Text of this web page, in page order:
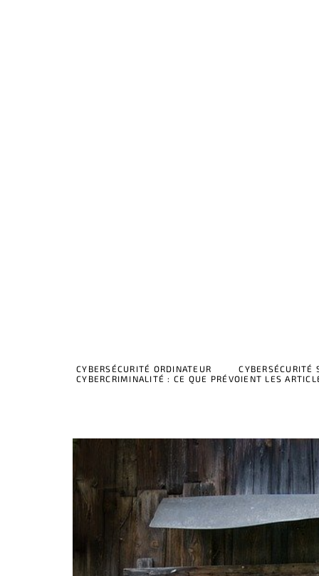
CYBERSÉCURITÉ ORDINATEUR CYBERSÉCURITÉ
CYBERCRIMINALITÉ : CE QUE PRÉVOIENT LES